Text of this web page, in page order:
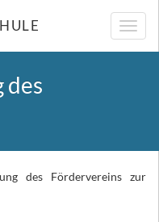
des
des Fördervereins zur